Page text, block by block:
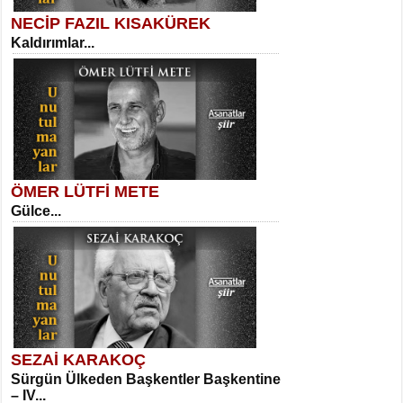
SELAHATTİN YILDIZ
İnsanın Zindanı...
MEHMET TAŞTAN
Vagon’da Bir Şairle...
SITKI CANEY
Sibel Orhan
İki Kırık Boşluk...
Meral Yağmur
Eski Bir Şiir...
NECİP FAZIL KISAKÜREK
Kaldırımlar...
ÖMER LÜTFİ METE
Gülce...
SEZAİ KARAKOÇ
Sürgün Ülkeden Başkentler Başkentine
– IV...